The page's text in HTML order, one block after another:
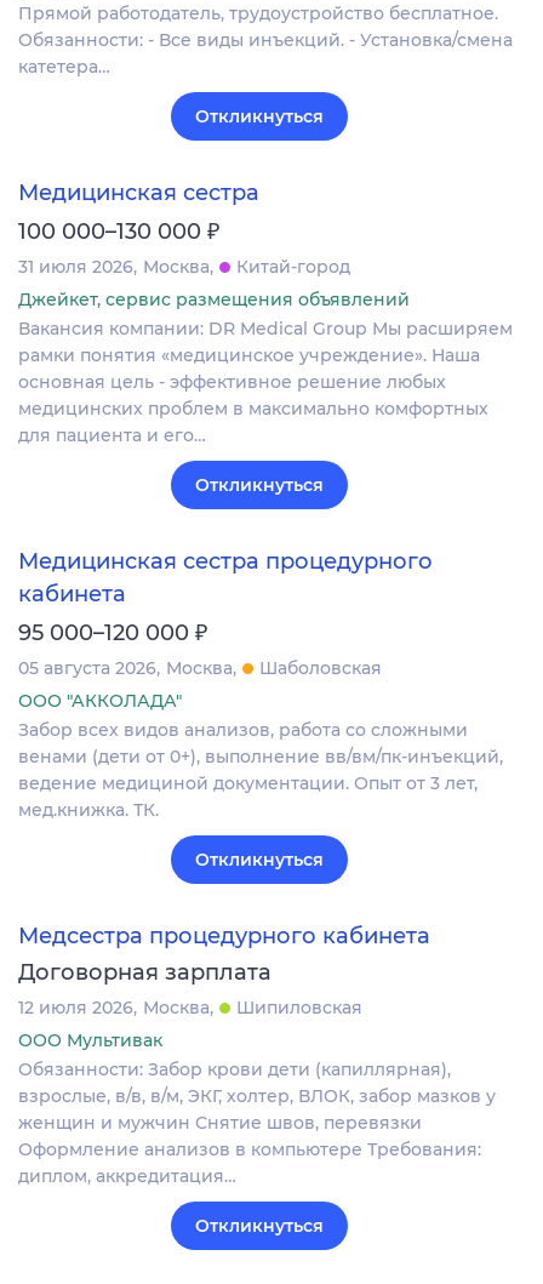
Прямой работодатель, трудоустройство бесплатное.
Обязанности: - Все виды инъекций. - Установка/смена
катетера…
Откликнуться
Медицинская сестра
100 000–130 000 ₽
31 июля 2026 Москва
Китай-город
Джейкет, сервис размещения объявлений
Вакансия компании: DR Medical Group Мы расширяем
рамки понятия «медицинское учреждение». Наша
основная цель - эффективное решение любых
медицинских проблем в максимально комфортных
для пациента и его…
Откликнуться
Медицинская сестра процедурного
кабинета
95 000–120 000 ₽
05 августа 2026 Москва
Шаболовская
ООО "АККОЛАДА"
Забор всех видов анализов, работа со сложными
венами (дети от 0+), выполнение вв/вм/пк-инъекций,
ведение медициной документации. Опыт от 3 лет,
мед.книжка. ТК.
Откликнуться
Медсестра процедурного кабинета
Договорная зарплата
12 июля 2026 Москва
Шипиловская
ООО Мультивак
Обязанности: Забор крови дети (капиллярная),
взрослые, в/в, в/м, ЭКГ, холтер, ВЛОК, забор мазков у
женщин и мужчин Снятие швов, перевязки
Оформление анализов в компьютере Требования:
диплом, аккредитация…
Откликнуться